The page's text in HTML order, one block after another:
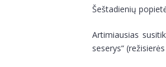
Šeštadienių
Artimiausias
seserys“